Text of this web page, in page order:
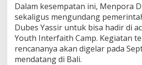
Dalam kesempatan ini, Menpora
sekaligus mengundang
Dubes Yassir untuk bisa hadir di
Youth Interfaith Camp. Kegiatan
rencananya akan digelar pada
mendatang di Bali.